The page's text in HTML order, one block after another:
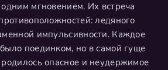
мгновением. Их встреча
ледяного
импульсивности. Каждое
поединком, но в самой гуще
опасное и неудержимое